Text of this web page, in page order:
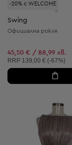
-20% с WELCOME
Swing
Официална рокля
45,50 € / 88,99 лв.
Препоръчителна цена:
RRP 139,00 € (-67%)